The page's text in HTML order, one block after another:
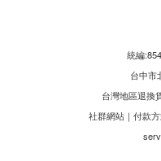
統編
台中市
台灣地區退換
社群網站｜ 付款